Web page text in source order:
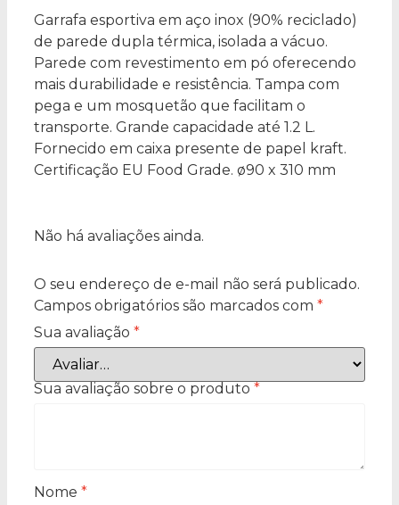
Garrafa esportiva em aço inox (90% reciclado)
de parede dupla térmica, isolada a vácuo.
Parede com revestimento em pó oferecendo
mais durabilidade e resistência. Tampa com
pega e um mosquetão que facilitam o
transporte. Grande capacidade até 1.2 L.
Fornecido em caixa presente de papel kraft.
Certificação EU Food Grade. ø90 x 310 mm
Não há avaliações ainda.
O seu endereço de e-mail não será publicado.
Campos obrigatórios são marcados com *
Sua avaliação *
Sua avaliação sobre o produto *
Nome *